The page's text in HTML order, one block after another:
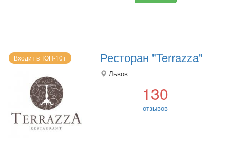
Входит в ТОП-10+ Ресторан "Terrazza"
Львов
130
отзывов